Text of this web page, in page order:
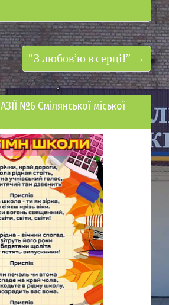
“З любов’ю в серці!” →
№6 Смілянської міської